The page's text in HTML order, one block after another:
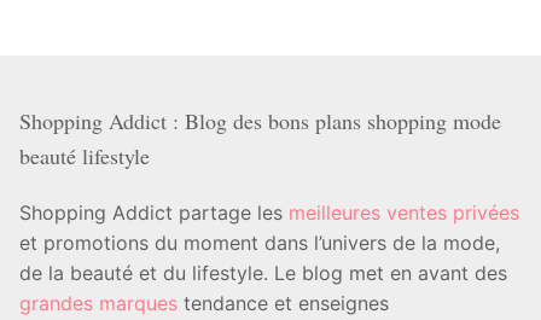
Shopping Addict : Blog des bons plans shopping mode
beauté lifestyle
Shopping Addict partage les meilleures ventes privées
et promotions du moment dans l’univers de la mode,
de la beauté et du lifestyle. Le blog met en avant des
grandes marques tendance et enseignes